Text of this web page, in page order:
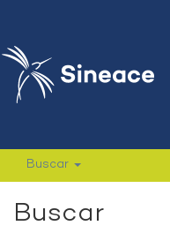
Buscar
Buscar